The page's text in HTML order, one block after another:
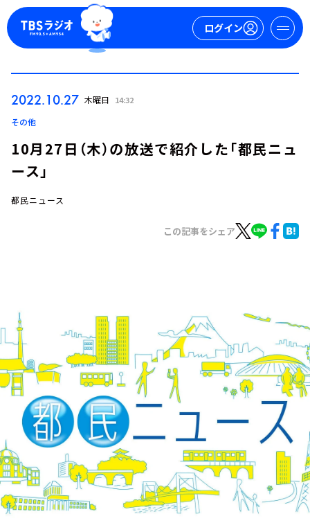
ログイン
イベント・グッズ
YouTube
会社情報
2022.10.27 木曜日 14:32
その他
10月27日（木）の放送で紹介した「都民ニュ
ース」
都民ニュース
この記事をシェア